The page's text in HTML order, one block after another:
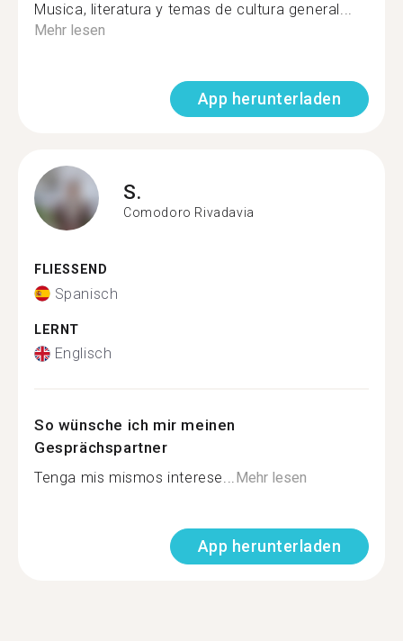
Musica, literatura y temas de cultura general...
Mehr lesen
App herunterladen
S.
Comodoro Rivadavia
FLIESSEND
Spanisch
LERNT
Englisch
So wünsche ich mir meinen
Gesprächspartner
Tenga mis mismos interese...Mehr lesen
App herunterladen